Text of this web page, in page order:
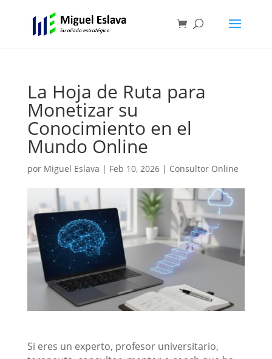
La Hoja de Ruta para
Monetizar su
Conocimiento en el
Mundo Online
por Miguel Eslava | Feb 10, 2026| Consultor Online
Si eres un experto, profesor universitario,